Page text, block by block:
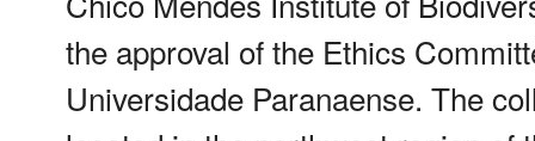
the approval of the Ethics
Universidade Paranaense. The